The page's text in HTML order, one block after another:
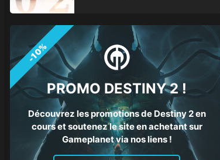
PROMO DESTINY 2 !
Découvrez les promotions de Destiny 2 en
cours et soutenez le site en achetant sur
Gameplanet via nos liens !
-10%